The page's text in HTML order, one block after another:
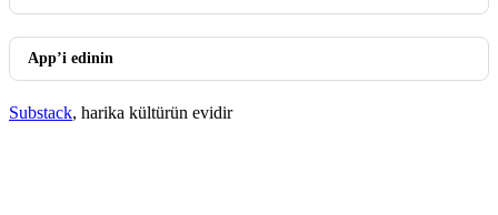
App’i edinin
Substack, harika kültürün evidir